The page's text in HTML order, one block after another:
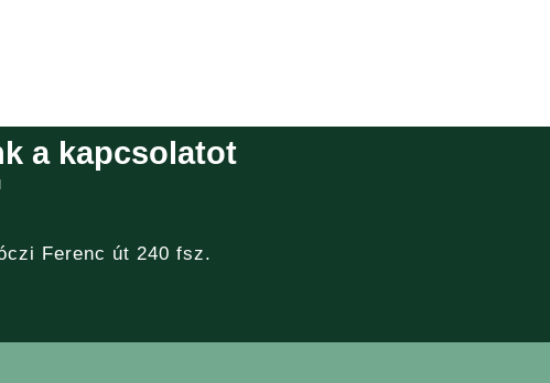
a kapcsolatot
Ferenc út 240 fsz.